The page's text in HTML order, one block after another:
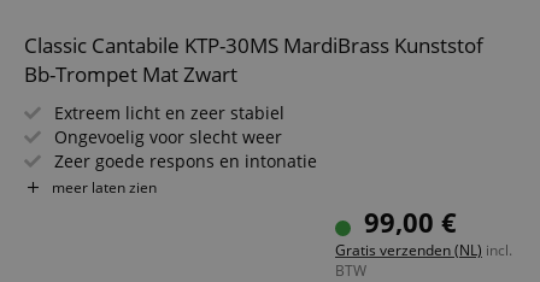
Classic Cantabile KTP-30MS MardiBrass Kunststof
Bb-Trompet Mat Zwart
Extreem licht en zeer stabiel
Ongevoelig voor slecht weer
Zeer goede respons en intonatie
Materiaal: ABS kunststof
Kleur van het mondstuk kan afwijken
meer laten zien
99,00 €
Gratis verzenden (NL) incl.
BTW